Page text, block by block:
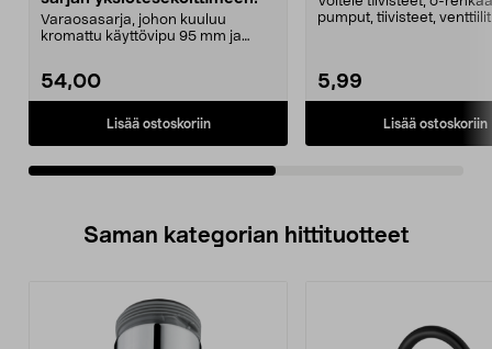
Varaosasarja, johon kuuluu
kromattu käyttövipu 95 mm ja
54,00
Lisää ostoskoriin
pumput, tiivisteet,
5,99
Lisää ostoskoriin
Saman kategorian hittituotteet